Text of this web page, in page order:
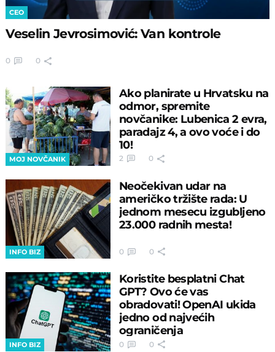
CEO
Veselin Jevrosimović: Van kontrole
0 0
MOJ NOVČANIK
Ako planirate u Hrvatsku na
odmor, spremite
novčanike: Lubenica 2 evra,
paradajz 4, a ovo voće i do
10!
2 0
INFO BIZ
Neočekivan udar na
američko tržište rada: U
jednom mesecu izgubljeno
23.000 radnih mesta!
0 0
INFO BIZ
Koristite besplatni Chat
GPT? Ovo će vas
obradovati! OpenAI ukida
jedno od najvećih
ograničenja
0 0